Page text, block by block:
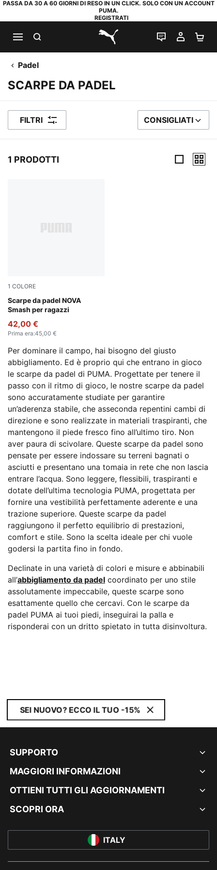
PASSA DA 30 A 60 GIORNI DI RESO IN UN CLICK. SOLO CON UN ACCOUNT
PUMA.
REGISTRATI
PUMA.com
CHAT IL MIO
Padel
SCARPE DA PADEL
FILTRI ORDINA PER
CONSIGLIATI
1 PRODOTTI
1 COLORE
Scarpe da padel NOVA
Smash per ragazzi
PUMA White-Vivid Blue-Safe Lake-Heat Fire
42,00 €
Prima era:45,00 €
Per dominare il campo, hai bisogno del giusto
abbigliamento. Ed è proprio qui che entrano in gioco
le scarpe da padel di PUMA. Progettate per tenere il
passo con il ritmo di gioco, le nostre scarpe da padel
sono accuratamente studiate per garantire
un’aderenza stabile, che asseconda repentini cambi di
direzione e sono realizzate in materiali traspiranti, che
mantengono il piede fresco fino all’ultimo tiro. Non
aver paura di scivolare. Queste scarpe da padel sono
pensate per essere indossare su terreni bagnati o
asciutti e presentano una tomaia in rete che non lascia
entrare l’acqua. Sono leggere, flessibili, traspiranti e
dotate dell’ultima tecnologia PUMA, progettata per
fornire una vestibilità perfettamente aderente e una
trazione superiore. Queste scarpe da padel
raggiungono il perfetto equilibrio di prestazioni,
comfort e stile. Sono la scelta ideale per chi vuole
godersi la partita fino in fondo.
Declinate in una varietà di colori e misure e abbinabili
all’abbigliamento da padel coordinato per uno stile
assolutamente impeccabile, queste scarpe sono
esattamente quello che cercavi. Con le scarpe da
padel PUMA ai tuoi piedi, inseguirai la palla e
risponderai con un dritto spietato in tutta disinvoltura.
SEI NUOVO? ECCO IL TUO -15%
SUPPORTO
MAGGIORI INFORMAZIONI
OTTIENI TUTTI GLI AGGIORNAMENTI
SCOPRI ORA
ITALY